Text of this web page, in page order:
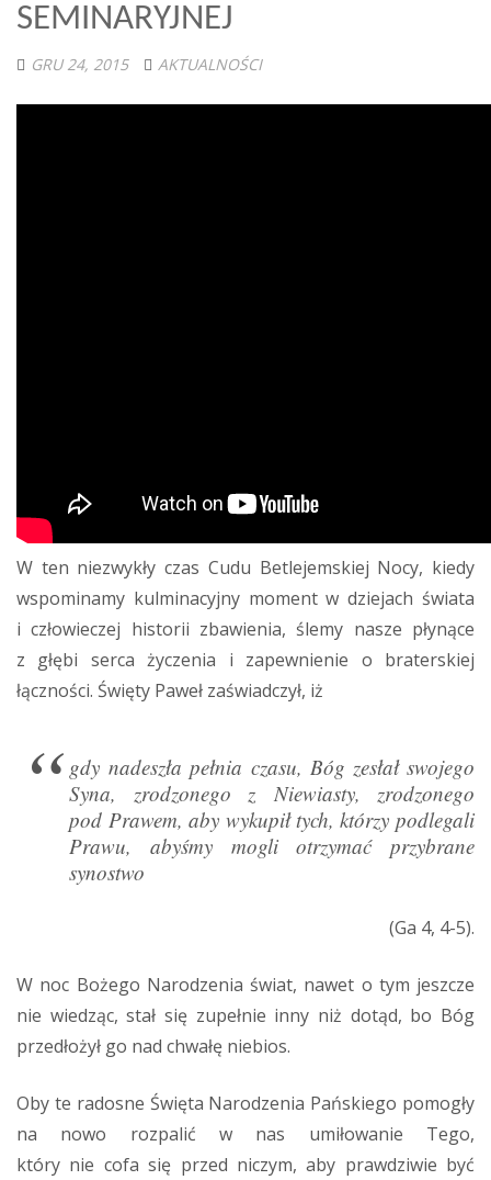
SEMINARYJNEJ
GRU 24, 2015 AKTUALNOŚCI
W ten niezwykły czas Cudu Betlejemskiej Nocy, kiedy
wspominamy kulminacyjny moment w dziejach świata
i człowieczej historii zbawienia, ślemy nasze płynące
z głębi serca życzenia i zapewnienie o braterskiej
łączności. Święty Paweł zaświadczył, iż
gdy nadeszła pełnia czasu, Bóg zesłał swojego
Syna, zrodzonego z Niewiasty, zrodzonego
pod Prawem, aby wykupił tych, którzy podlegali
Prawu, abyśmy mogli otrzymać przybrane
synostwo
(Ga 4, 4-5).
W noc Bożego Narodzenia świat, nawet o tym jeszcze
nie wiedząc, stał się zupełnie inny niż dotąd, bo Bóg
przedłożył go nad chwałę niebios.
Oby te radosne Święta Narodzenia Pańskiego pomogły
na nowo rozpalić w nas umiłowanie Tego,
który nie cofa się przed niczym, aby prawdziwie być